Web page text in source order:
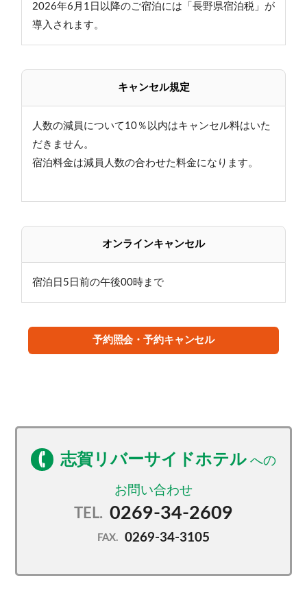
2026年6月1日以降のご宿泊には「長野県宿泊税」が
導入されます。
キャンセル規定
人数の減員について10％以内はキャンセル料はいた
だきません。
宿泊料金は減員人数の合わせた料金になります。
オンラインキャンセル
宿泊日5日前の午後00時まで
予約照会・予約キャンセル
志賀リバーサイドホテル
TEL. 0269-34-2609
FAX. 0269-34-3105